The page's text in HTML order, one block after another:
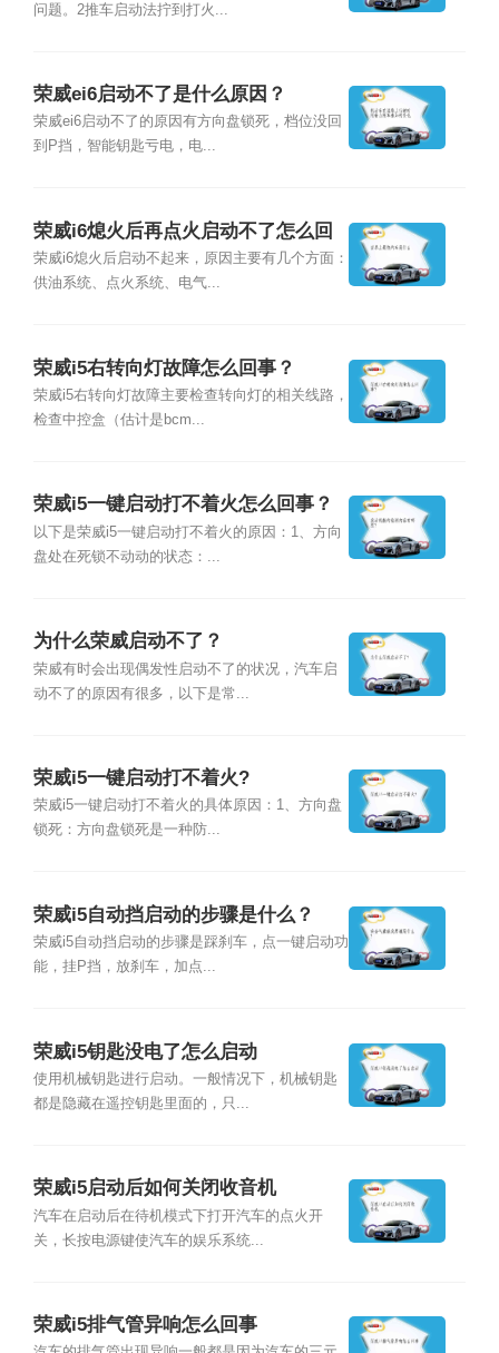
问题。2推车启动法拧到打火...
荣威ei6启动不了是什么原因？
荣威ei6启动不了的原因有方向盘锁死，档位没回
到P挡，智能钥匙亏电，电...
荣威i6熄火后再点火启动不了怎么回
事？
荣威i6熄火后启动不起来，原因主要有几个方面：
供油系统、点火系统、电气...
荣威i5右转向灯故障怎么回事？
荣威i5右转向灯故障主要检查转向灯的相关线路，
检查中控盒（估计是bcm...
荣威i5一键启动打不着火怎么回事？
以下是荣威i5一键启动打不着火的原因：1、方向
盘处在死锁不动动的状态：...
为什么荣威启动不了？
荣威有时会出现偶发性启动不了的状况，汽车启
动不了的原因有很多，以下是常...
荣威i5一键启动打不着火?
荣威i5一键启动打不着火的具体原因：1、方向盘
锁死：方向盘锁死是一种防...
荣威i5自动挡启动的步骤是什么？
荣威i5自动挡启动的步骤是踩刹车，点一键启动功
能，挂P挡，放刹车，加点...
荣威i5钥匙没电了怎么启动
使用机械钥匙进行启动。一般情况下，机械钥匙
都是隐藏在遥控钥匙里面的，只...
荣威i5启动后如何关闭收音机
汽车在启动后在待机模式下打开汽车的点火开
关，长按电源键使汽车的娱乐系统...
荣威i5排气管异响怎么回事